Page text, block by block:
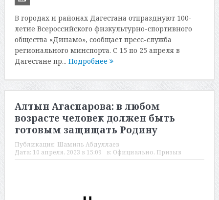
В городах и районах Дагестана отпразднуют 100-
летие Всероссийского физкультурно-спортивного
общества «Динамо», сообщает пресс-служба
регионального минспорта. С 15 по 25 апреля в
Дагестане пр... Подробнее
Алтын Агаспарова: в любом
возрасте человек должен быть
готовым защищать Родину
Публикация: Шамиль Абдуллаев
Дата: 10 апреля, 2023 в 15:09 в: Официально, Призыв